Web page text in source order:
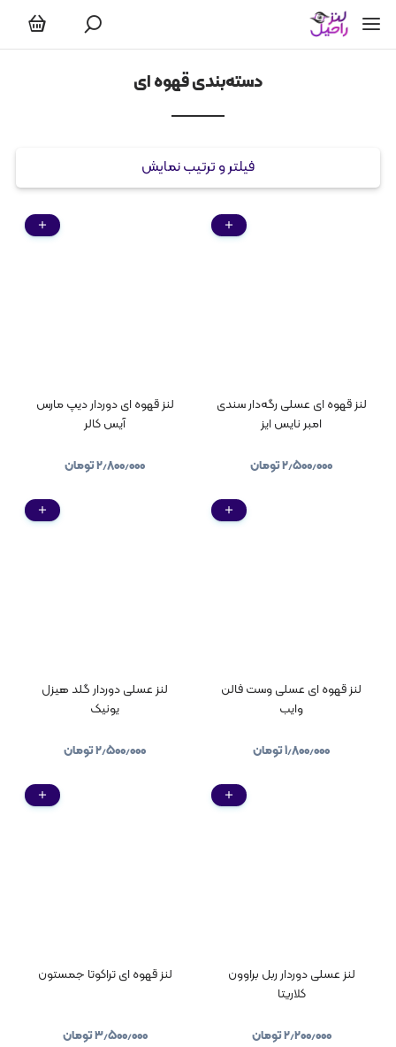
دسته‌بندی قهوه ای
فیلتر و ترتیب نمایش
لنز قهوه ای عسلی رگه‌دار سندی
امبر نایس ایز
۲٫۵۰۰٫۰۰۰تومان
لنز قهوه ای دوردار دیپ مارس
آیس کالر
۲٫۸۰۰٫۰۰۰تومان
لنز قهوه ای عسلی وست فالن
وایب
۱٫۸۰۰٫۰۰۰تومان
لنز عسلی دوردار گلد هیزل
یونیک
۲٫۵۰۰٫۰۰۰تومان
لنز عسلی دوردار ربل براوون
کلاریتا
۲٫۲۰۰٫۰۰۰تومان
لنز قهوه ای تراکوتا جمستون
۳٫۵۰۰٫۰۰۰تومان